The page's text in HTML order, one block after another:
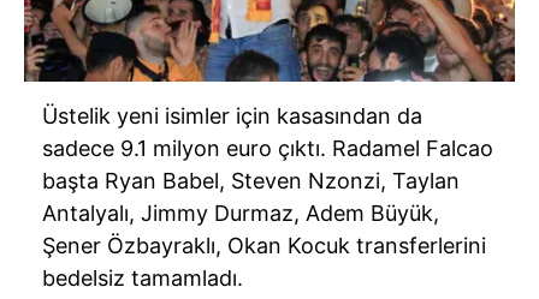
Üstelik yeni isimler için kasasından da
sadece 9.1 milyon euro çıktı. Radamel Falcao
başta Ryan Babel, Steven Nzonzi, Taylan
Antalyalı, Jimmy Durmaz, Adem Büyük,
Şener Özbayraklı, Okan Kocuk transferlerini
bedelsiz tamamladı.